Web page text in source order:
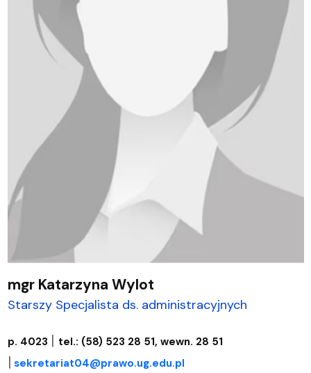
mgr Katarzyna Wylot
Starszy Specjalista ds. administracyjnych
p. 4023 | tel.: (58) 523 28 51, wewn. 28 51
| sekretariat04@prawo.ug.edu.pl